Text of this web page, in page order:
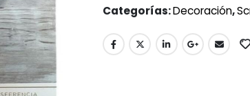
Categorías:Decoración,